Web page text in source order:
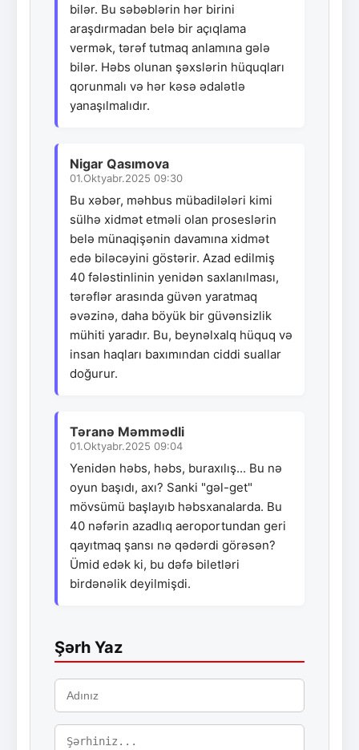
bilər. Bu səbəblərin hər birini
araşdırmadan belə bir açıqlama
vermək, tərəf tutmaq anlamına gələ
bilər. Həbs olunan şəxslərin hüquqları
qorunmalı və hər kəsə ədalətlə
yanaşılmalıdır.
Nigar Qasımova
01.Oktyabr.2025 09:30
Bu xəbər, məhbus mübadilələri kimi
sülhə xidmət etməli olan proseslərin
belə münaqişənin davamına xidmət
edə biləcəyini göstərir. Azad edilmiş
40 fələstinlinin yenidən saxlanılması,
tərəflər arasında güvən yaratmaq
əvəzinə, daha böyük bir güvənsizlik
mühiti yaradır. Bu, beynəlxalq hüquq və
insan haqları baxımından ciddi suallar
doğurur.
Təranə Məmmədli
01.Oktyabr.2025 09:04
Yenidən həbs, həbs, buraxılış... Bu nə
oyun başıdı, axı? Sanki "gəl-get"
mövsümü başlayıb həbsxanalarda. Bu
40 nəfərin azadlıq aeroportundan geri
qayıtmaq şansı nə qədərdi görəsən?
Ümid edək ki, bu dəfə biletləri
birdənəlik deyilmişdi.
Şərh Yaz